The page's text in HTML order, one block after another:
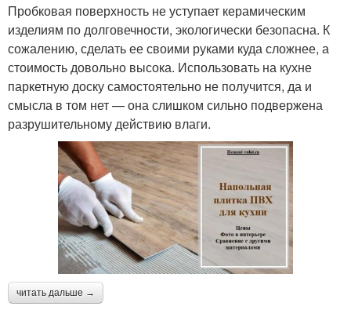
Пробковая поверхность не уступает керамическим
изделиям по долговечности, экологически безопасна. К
сожалению, сделать ее своими руками куда сложнее, а
стоимость довольно высока. Использовать на кухне
паркетную доску самостоятельно не получится, да и
смысла в том нет — она слишком сильно подвержена
разрушительному действию влаги.
читать дальше →